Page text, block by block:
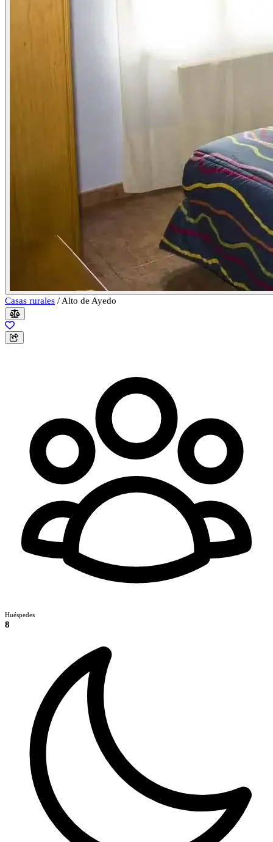
Casas rurales / Alto de Ayedo
Huéspedes
8